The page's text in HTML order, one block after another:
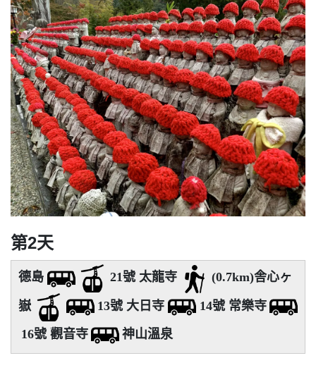
第2天
德島 21號 太龍寺 (0.7km)舎心ヶ
嶽 13號 大日寺
14號 常樂寺
16號 觀音寺
神山溫泉